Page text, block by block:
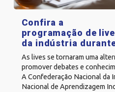
Confira a
programação de
da indústria
As lives se tornaram uma
promover debates e
A Confederação Nacional da
Nacional de Aprendizagem